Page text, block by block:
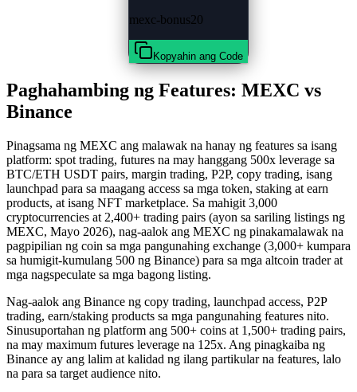
mexc-bonus20
Kopyahin ang Code
Paghahambing ng Features: MEXC vs
Binance
Pinagsama ng MEXC ang malawak na hanay ng features sa isang
platform: spot trading, futures na may hanggang 500x leverage sa
BTC/ETH USDT pairs, margin trading, P2P, copy trading, isang
launchpad para sa maagang access sa mga token, staking at earn
products, at isang NFT marketplace. Sa mahigit 3,000
cryptocurrencies at 2,400+ trading pairs (ayon sa sariling listings ng
MEXC, Mayo 2026), nag-aalok ang MEXC ng pinakamalawak na
pagpipilian ng coin sa mga pangunahing exchange (3,000+ kumpara
sa humigit-kumulang 500 ng Binance) para sa mga altcoin trader at
mga nagspeculate sa mga bagong listing.
Nag-aalok ang Binance ng copy trading, launchpad access, P2P
trading, earn/staking products sa mga pangunahing features nito.
Sinusuportahan ng platform ang 500+ coins at 1,500+ trading pairs,
na may maximum futures leverage na 125x. Ang pinagkaiba ng
Binance ay ang lalim at kalidad ng ilang partikular na features, lalo
na para sa target audience nito.